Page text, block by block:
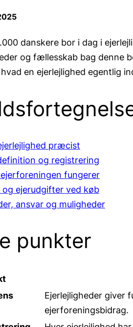
danskere bor i dag i
og fællesskab bag denne
en ejerlejlighed egentlig
præcist
og registrering
fungerer
ejerudgifter ved køb
ansvar og muligheder
punkter
Ejerlejligheder giver
ejerforeningsbidrag.